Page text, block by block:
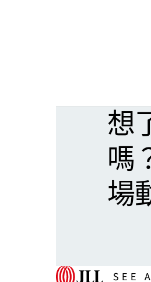
想
嗎
場